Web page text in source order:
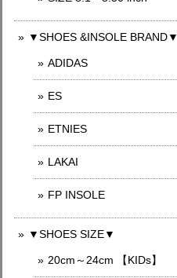
▼SHOES &INSOLE BRAND▼
ADIDAS
ES
ETNIES
LAKAI
FP INSOLE
▼SHOES SIZE▼
20cm～24cm 【KIDs】